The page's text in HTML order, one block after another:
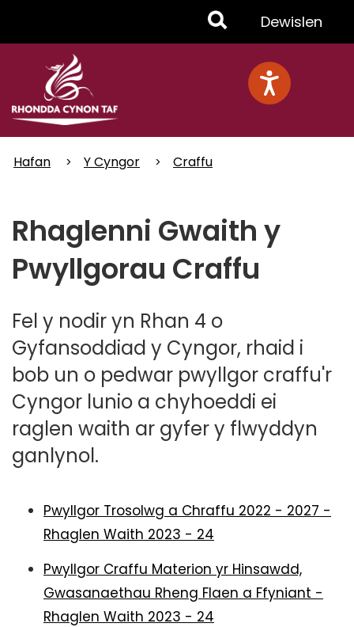
Toggle
Menu
Dewislen
Hafan Y Cyngor Craffu
Rhaglenni Gwaith y
Pwyllgorau Craffu
Fel y nodir yn Rhan 4 o
Gyfansoddiad y Cyngor, rhaid i
bob un o pedwar pwyllgor craffu'r
Cyngor lunio a chyhoeddi ei
raglen waith ar gyfer y flwyddyn
ganlynol.
Pwyllgor Trosolwg a Chraffu 2022 - 2027 -
Rhaglen Waith 2023 - 24
Pwyllgor Craffu Materion yr Hinsawdd,
Gwasanaethau Rheng Flaen a Ffyniant -
Rhaglen Waith 2023 - 24